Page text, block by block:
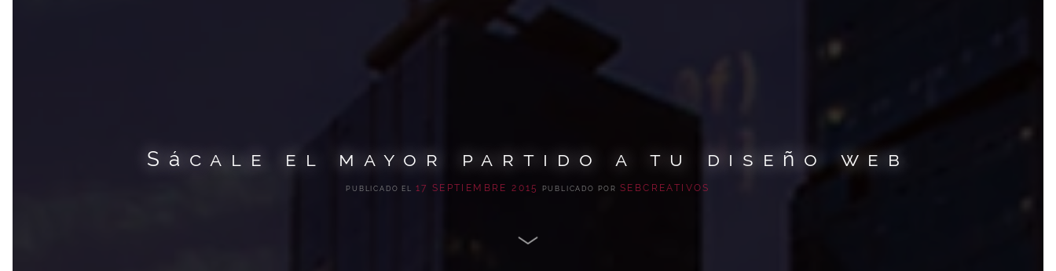
Sácale el mayor partido a tu diseño web
PUBLICADO EL 17 SEPTIEMBRE 2015 PUBLICADO POR SEBCREATIVOS